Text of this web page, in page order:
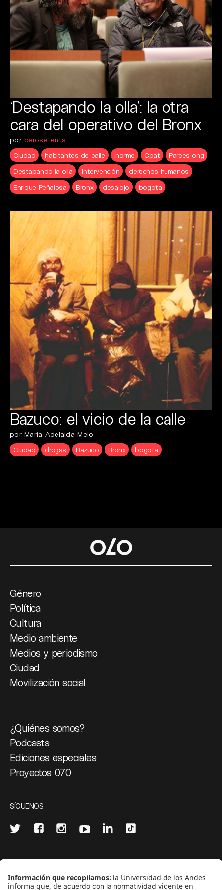
‘Destapando la olla’: la otra
cara del operativo del Bronx
por cerosetenta
Ciudad
habitantes de calle inorme Cpat
Parces ong
Destapando la olla
Intervención
derechos humanos
Enrique Peñalosa
Bronx desalojo bogota
Bazuco: el vicio de la calle
por María Adelaida Melo
Ciudad
drogas Bazuco Bronx bogota
Género
Política
Cultura
Medio ambiente
Medios y periodismo
Ciudad
Movilización social
¿Quiénes somos?
Podcasts
Ediciones especiales
Proyectos 070
SÍGUENOS